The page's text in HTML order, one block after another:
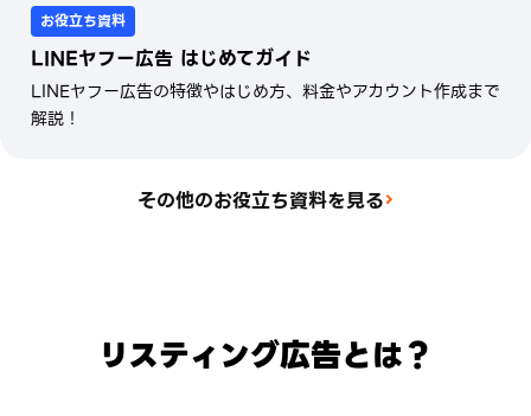
お役立ち資料
LINEヤフー広告 はじめてガイド
LINEヤフー広告の特徴やはじめ方、料金やアカウント作成まで
解説！
その他のお役立ち資料を見る
リスティング広告とは？